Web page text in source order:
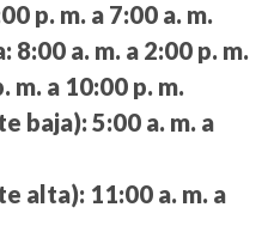
p. m. a 7:00 a. m.
8:00 a. m. a 2:00 p. m.
m. a 10:00 p. m.
baja): 5:00 a. m. a
alta): 11:00 a. m. a